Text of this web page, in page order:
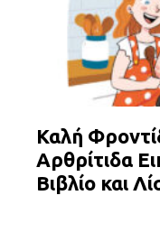
Καλή
Αρθρίτιδα
Βιβλίο και